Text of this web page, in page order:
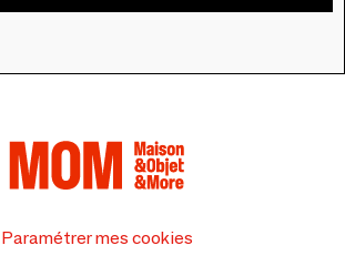
Paramétrer mes cookies